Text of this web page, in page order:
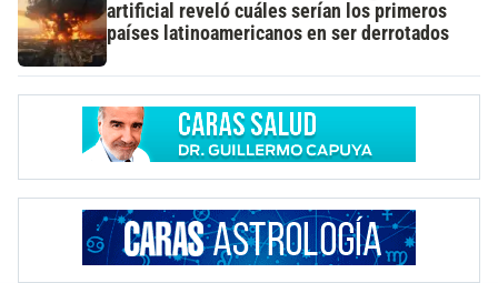
artificial reveló cuáles serían los primeros
países latinoamericanos en ser derrotados